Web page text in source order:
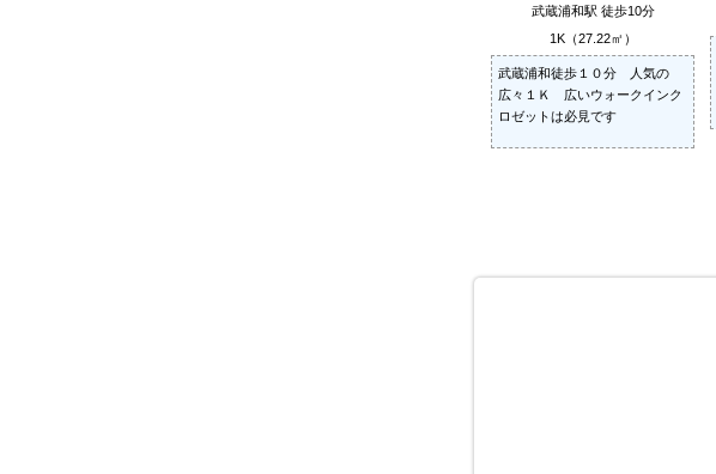
武蔵浦和駅 徒歩10分
1K（27.22㎡）
武蔵浦和徒歩１０分 人気の
広々１Ｋ 広いウォークインク
ロゼットは必見です